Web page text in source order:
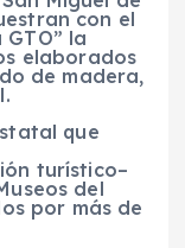
con el
la
elaborados
de madera,
que
turístico–
del
por más de